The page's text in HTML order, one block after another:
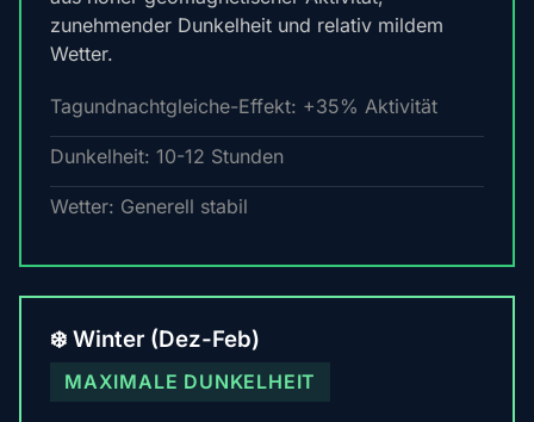
zunehmender Dunkelheit und relativ mildem
Wetter.
Tagundnachtgleiche-Effekt: +35% Aktivität
Dunkelheit: 10-12 Stunden
Wetter: Generell stabil
❄️ Winter (Dez-Feb)
MAXIMALE DUNKELHEIT